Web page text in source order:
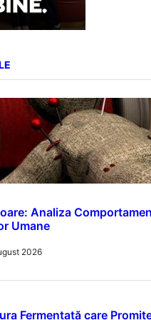
Analiza
Umane
2026
Fermentată care